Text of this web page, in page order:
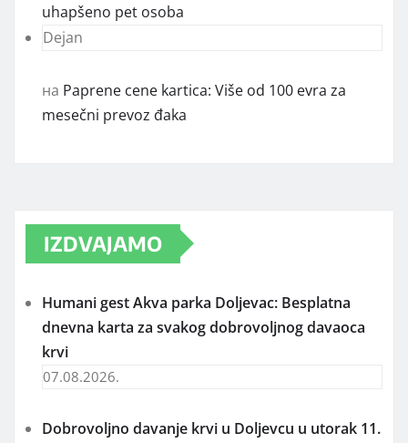
uhapšeno pet osoba
Dejan
на Paprene cene kartica: Više od 100 evra za
mesečni prevoz đaka
IZDVAJAMO
Humani gest Akva parka Doljevac: Besplatna
dnevna karta za svakog dobrovoljnog davaoca
krvi
07.08.2026.
Dobrovoljno davanje krvi u Doljevcu u utorak 11.